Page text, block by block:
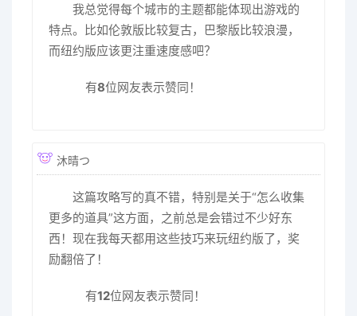
我总觉得每个城市的主题都能体现出游戏的
特点。比如伦敦版比较复古，巴黎版比较浪漫，
而纽约版应该更注重速度感吧？
有8位网友表示赞同！
沐晴つ
这篇攻略写的真不错，特别是关于“怎么收集
更多的道具”这方面，之前总是会错过不少好东
西！现在我每天都用这些技巧来玩纽约版了，奖
励翻倍了！
有12位网友表示赞同！